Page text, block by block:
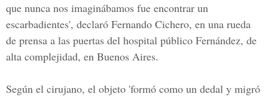
que nunca nos imaginábamos fue encontrar un
escarbadientes', declaró Fernando Cichero, en una rueda
de prensa a las puertas del hospital público Fernández, de
alta complejidad, en Buenos Aires.
Según el cirujano, el objeto 'formó como un dedal y migró